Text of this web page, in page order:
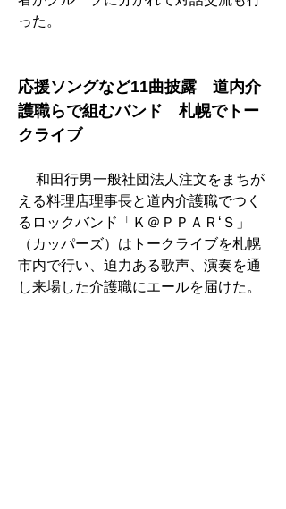
った。
応援ソングなど11曲披露　道内介
護職らで組むバンド　札幌でトー
クライブ
和田行男一般社団法人注文をまちが
える料理店理事長と道内介護職でつく
るロックバンド「Ｋ＠ＰＰＡＲ‘Ｓ」
（カッパーズ）はトークライブを札幌
市内で行い、迫力ある歌声、演奏を通
し来場した介護職にエールを届けた。